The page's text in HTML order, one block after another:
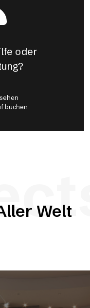
oder
buchen
Welt